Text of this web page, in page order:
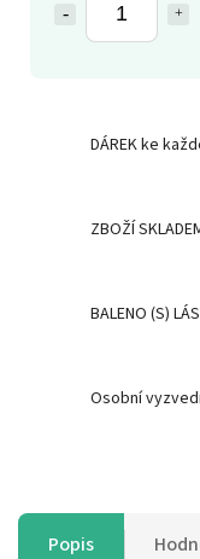
DÁREK ke
ZBOŽÍ
BALENO (S)
Osobní
Popis